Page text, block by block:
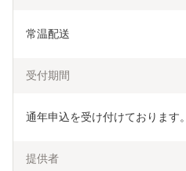
常温配送
受付期間
通年申込を受け付けております。
提供者